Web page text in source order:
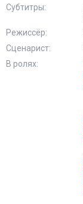
Субтитры:
Режиссёр:
Сценарист:
В ролях: